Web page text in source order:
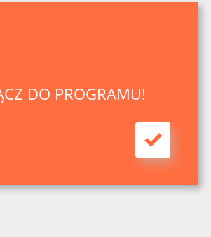
DO PROGRAMU!